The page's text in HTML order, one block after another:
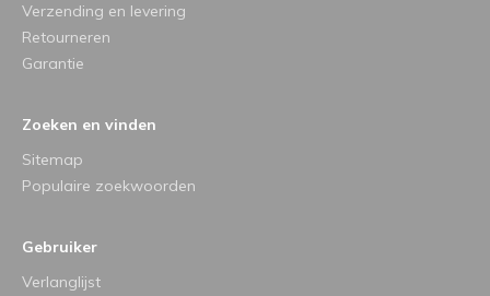
Verzending en levering
Retourneren
Garantie
Zoeken en vinden
Sitemap
Populaire zoekwoorden
Gebruiker
Verlanglijst